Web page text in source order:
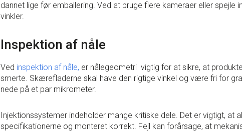
dannet lige før emballering. Ved at bruge flere kameraer eller spejle
vinkler.
Inspektion af nåle
Ved inspektion af nåle, er nålegeometri vigtig for at sikre, at
smerte. Skærefladerne skal have den rigtige vinkel og være fri for
nede på et par mikrometer.
Injektionssystemer indeholder mange kritiske dele. Det er vigtigt, at
specifikationerne og monteret korrekt. Fejl kan forårsage, at